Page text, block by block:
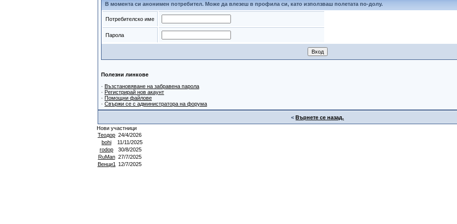
В момента си анонимен потребител. Може да влезеш в профила си, като използваш полетата по-долу.
Потребителско име
Парола
Полезни линкове
·Възстановяване на забравена парола
·Регистрирай нов акаунт
·Помощни файлове
·Свържи се с администратора на форума
<Върнете се назад.
Нови участници
Теодор 24/4/2026
bohi
11/11/2025
rodop
30/8/2025
RuMan 27/7/2025
Венци1
12/7/2025